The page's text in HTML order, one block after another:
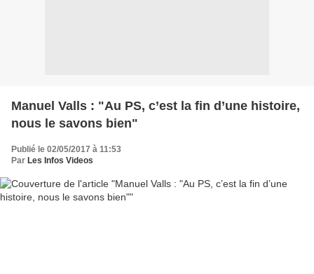
Manuel Valls : "Au PS, c’est la fin d’une histoire,
nous le savons bien"
Publié le 02/05/2017 à 11:53
Par Les Infos Videos